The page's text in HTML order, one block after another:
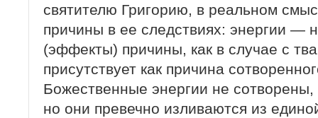
святителю Григорию, в реальном
причины в ее следствиях: энергии —
(эффекты) причины, как в случае с
присутствует как причина
Божественные энергии не
но они превечно изливаются из